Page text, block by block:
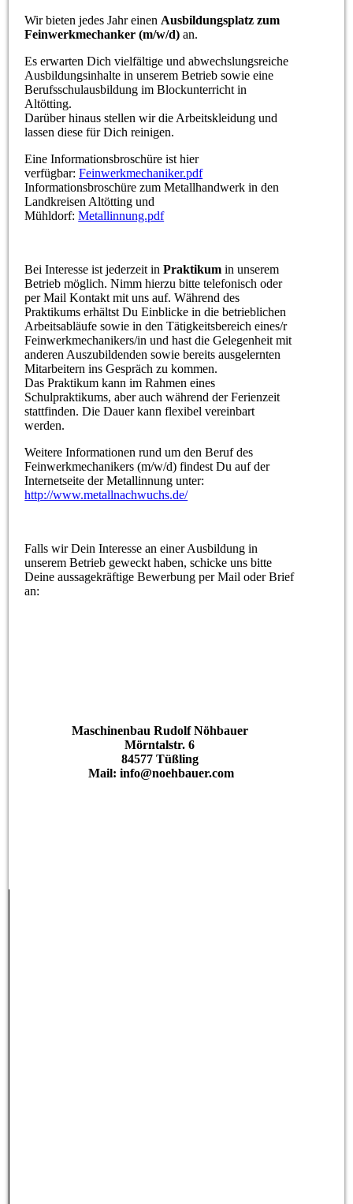
Wir bieten jedes Jahr einen Ausbildungsplatz zum
Feinwerkmechanker (m/w/d) an.
Es erwarten Dich vielfältige und abwechslungsreiche
Ausbildungsinhalte in unserem Betrieb sowie eine
Berufsschulausbildung im Blockunterricht in
Altötting.
Darüber hinaus stellen wir die Arbeitskleidung und
lassen diese für Dich reinigen.
Eine Informationsbroschüre ist hier
verfügbar:Feinwerkmechaniker.pdf
Informationsbroschüre zum Metallhandwerk in den
Landkreisen Altötting und
Mühldorf:Metallinnung.pdf
Bei Interesse ist jederzeit inPraktikum in unserem
Betrieb möglich. Nimm hierzu bitte telefonisch oder
per Mail Kontakt mit uns auf. Während des
Praktikums erhältst Du Einblicke in die betrieblichen
Arbeitsabläufe sowie in den Tätigkeitsbereich eines/r
Feinwerkmechanikers/in und hast die Gelegenheit mit
anderen Auszubildenden sowie bereits ausgelernten
Mitarbeitern ins Gespräch zu kommen.
Das Praktikum kann im Rahmen eines
Schulpraktikums, aber auch während der Ferienzeit
stattfinden. Die Dauer kann flexibel vereinbart
werden.
Weitere Informationen rund um den Beruf des
Feinwerkmechanikers (m/w/d) findest Du auf der
Internetseite der Metallinnung unter:
http://www.metallnachwuchs.de/
Falls wir Dein Interesse an einer Ausbildung in
unserem Betrieb geweckt haben, schicke uns bitte
Deine aussagekräftige Bewerbung per Mail oder Brief
an:
Maschinenbau Rudolf Nöhbauer
Mörntalstr. 6
84577 Tüßling
Mail: info@noehbauer.com